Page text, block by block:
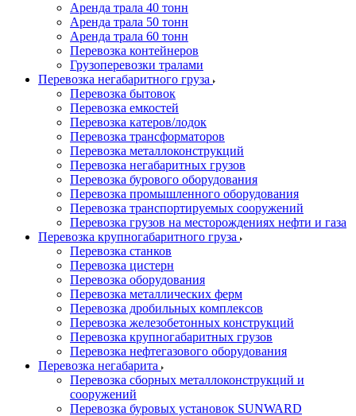
Аренда трала 40 тонн
Аренда трала 50 тонн
Аренда трала 60 тонн
Перевозка контейнеров
Грузоперевозки тралами
Перевозка негабаритного груза
Перевозка бытовок
Перевозка емкостей
Перевозка катеров/лодок
Перевозка трансформаторов
Перевозка металлоконструкций
Перевозка негабаритных грузов
Перевозка бурового оборудования
Перевозка промышленного оборудования
Перевозка транспортируемых сооружений
Перевозка грузов на месторождениях нефти и газа
Перевозка крупногабаритного груза
Перевозка станков
Перевозка цистерн
Перевозка оборудования
Перевозка металлических ферм
Перевозка дробильных комплексов
Перевозка железобетонных конструкций
Перевозка крупногабаритных грузов
Перевозка нефтегазового оборудования
Перевозка негабарита
Перевозка сборных металлоконструкций и
сооружений
Перевозка буровых установок SUNWARD